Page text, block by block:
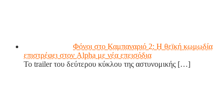
Φόνοι στο Καμπαναριό 2: Η θεϊκή κωμωδία
επιστρέφει στον Alpha με νέα επεισόδια
Το trailer του δεύτερου κύκλου της αστυνομικής […]